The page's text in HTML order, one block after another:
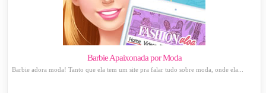
Barbie Apaixonada por Moda
Barbie adora moda! Tanto que ela tem um site pra falar tudo sobre moda, onde ela...